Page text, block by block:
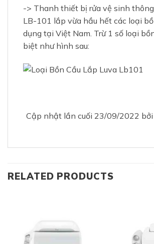
-> Thanh thiết bị rửa vệ sinh
LB-101 lắp vừa hầu hết các loại
dụng tại Việt Nam. Trừ 1 số loại
biệt như hình sau:
Cập nhật lần cuối 23/09/2022 bởi
RELATED PRODUCTS